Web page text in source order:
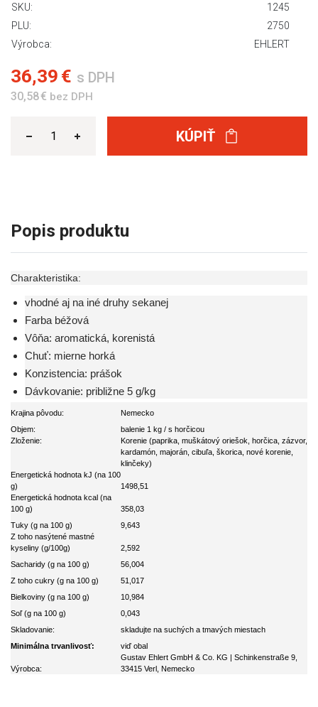
SKU:
1245
PLU:
2750
Výrobca:
EHLERT
36,39 € s DPH
30,58 € bez DPH
KÚPIŤ
Popis produktu
Charakteristika:
vhodné aj na iné druhy sekanej
Farba béžová
Vôňa: aromatická, korenistá
Chuť: mierne horká
Konzistencia: prášok
Dávkovanie: približne 5 g/kg
Krajina pôvodu:
Nemecko
Objem:
balenie 1 kg / s horčicou
Zloženie:
Korenie (paprika, muškátový oriešok, horčica, zázvor,
kardamón, majorán, cibuľa, škorica, nové korenie,
klinčeky)
Energetická hodnota kJ (na 100
g)
1498,51
Energetická hodnota kcal (na
100 g)
358,03
Tuky (g na 100 g)
9,643
Z toho nasýtené mastné
kyseliny (g/100g)
2,592
Sacharidy (g na 100 g)
56,004
Z toho cukry (g na 100 g)
51,017
Bielkoviny (g na 100 g)
10,984
Soľ (g na 100 g)
0,043
Skladovanie:
skladujte na suchých a tmavých miestach
Minimálna trvanlivosť:
viď obal
Výrobca:
Gustav Ehlert GmbH & Co. KG | Schinkenstraße 9,
33415 Verl, Nemecko